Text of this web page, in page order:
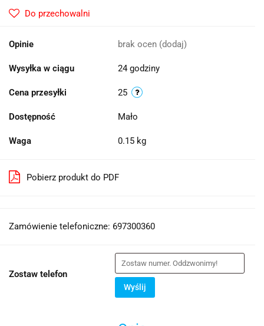
Do przechowalni
Opinie brak ocen (dodaj)
Wysyłka w ciągu 24 godziny
Cena przesyłki 25
Dostępność Mało
Waga 0.15 kg
Pobierz produkt do PDF
Zamówienie telefoniczne: 697300360
Zostaw telefon
Wyślij